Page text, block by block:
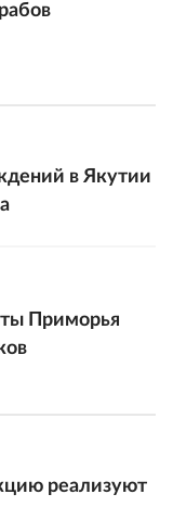
в Якутии
Приморья
реализуют